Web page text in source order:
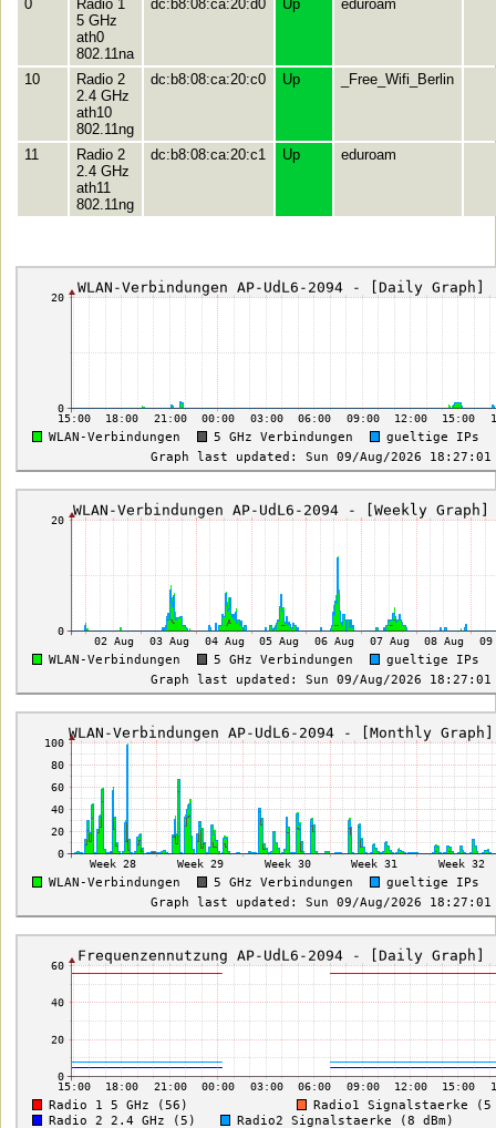
0
Radio 1
5 GHz
ath0
802.11na
dc:b8:08:ca:20:d0 Up eduroam
10
Radio 2
2.4 GHz
ath10
802.11ng
dc:b8:08:ca:20:c0 Up _Free_Wifi_Berlin
11
Radio 2
2.4 GHz
ath11
802.11ng
dc:b8:08:ca:20:c1 Up eduroam